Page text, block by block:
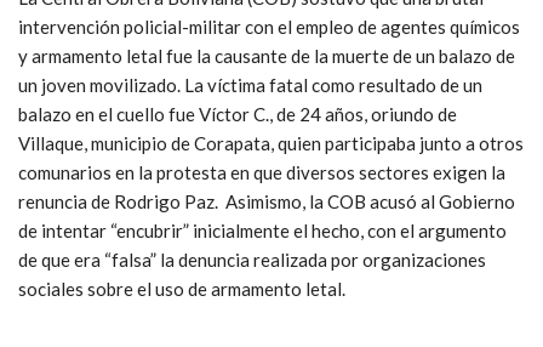
intervención policial-militar con el empleo de agentes químicos
y armamento letal fue la causante de la muerte de un balazo de
un joven movilizado. La víctima fatal como resultado de un
balazo en el cuello fue Víctor C., de 24 años, oriundo de
Villaque, municipio de Corapata, quien participaba junto a otros
comunarios en la protesta en que diversos sectores exigen la
renuncia de Rodrigo Paz. Asimismo, la COB acusó al Gobierno
de intentar “encubrir” inicialmente el hecho, con el argumento
de que era “falsa” la denuncia realizada por organizaciones
sociales sobre el uso de armamento letal.